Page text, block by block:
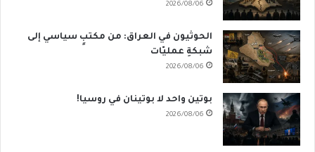
2026/08/06
الحوثيون في العراق: من مكتبٍ سياسي إلى
شبكةِ عمليّات
2026/08/06
بوتين واحد لا بوتينان في روسيا!
2026/08/06